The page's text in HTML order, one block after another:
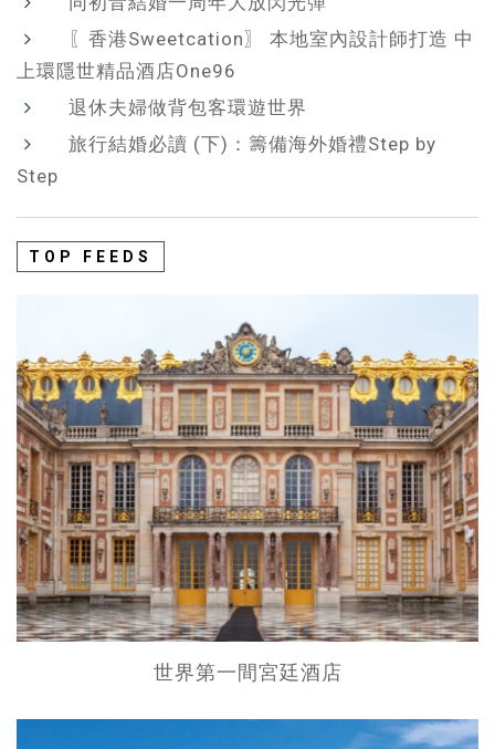
〖香港Sweetcation〗 本地室內設計師打造 中
上環隱世精品酒店One96
退休夫婦做背包客環遊世界
旅行結婚必讀 (下)：籌備海外婚禮Step by
Step
TOP FEEDS
世界第一間宮廷酒店